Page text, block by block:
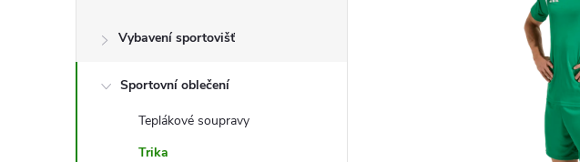
t
Vybavení sportovišť
Sportovní oblečení
Teplákové soupravy
Trika